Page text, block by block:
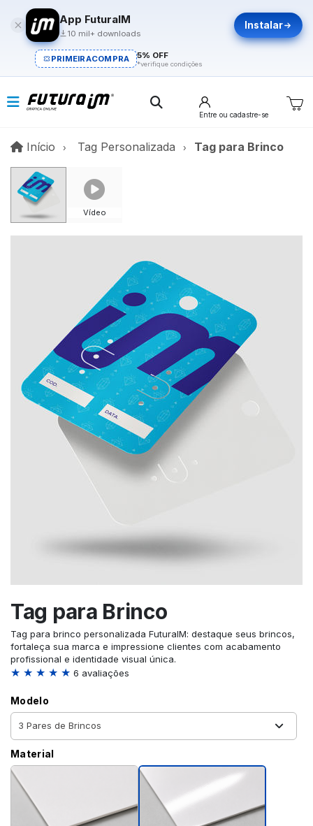
App FuturaIM
10 mil+ downloads
Instalar
PRIMEIRACOMPRA 5% OFF
*verifique condições
Entre ou cadastre-se
Início InícioTag Personalizada Tag para Brinco
Vídeo
Tag para Brinco
Tag para brinco personalizada FuturaIM: destaque seus brincos,
fortaleça sua marca e impressione clientes com acabamento
profissional e identidade visual única.
★ ★ ★ ★ ★ 6 avaliações
Modelo
Material